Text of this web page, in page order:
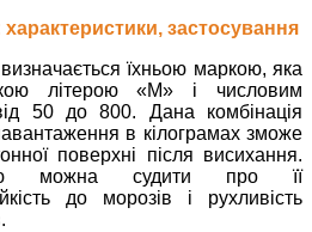
застосування
визначається їхньою маркою, яка
літерою «М» і числовим
50 до 800. Дана комбінація
в кілограмах зможе
поверхні після висихання.
можна судити про її
до морозів і рухливість